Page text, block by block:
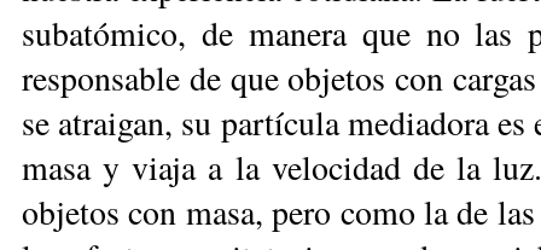
subatómico, de manera que no las
responsable de que objetos con
se atraigan, su partícula mediadora
masa y viaja a la velocidad de la
objetos con masa, pero como la de